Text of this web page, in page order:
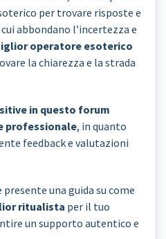
per trovare risposte e
abbondano l’incertezza e
operatore esoterico
la chiarezza e la strada
in questo forum
professionale, in quanto
feedback e valutazioni
una guida su come
ritualista per il tuo
un supporto autentico e